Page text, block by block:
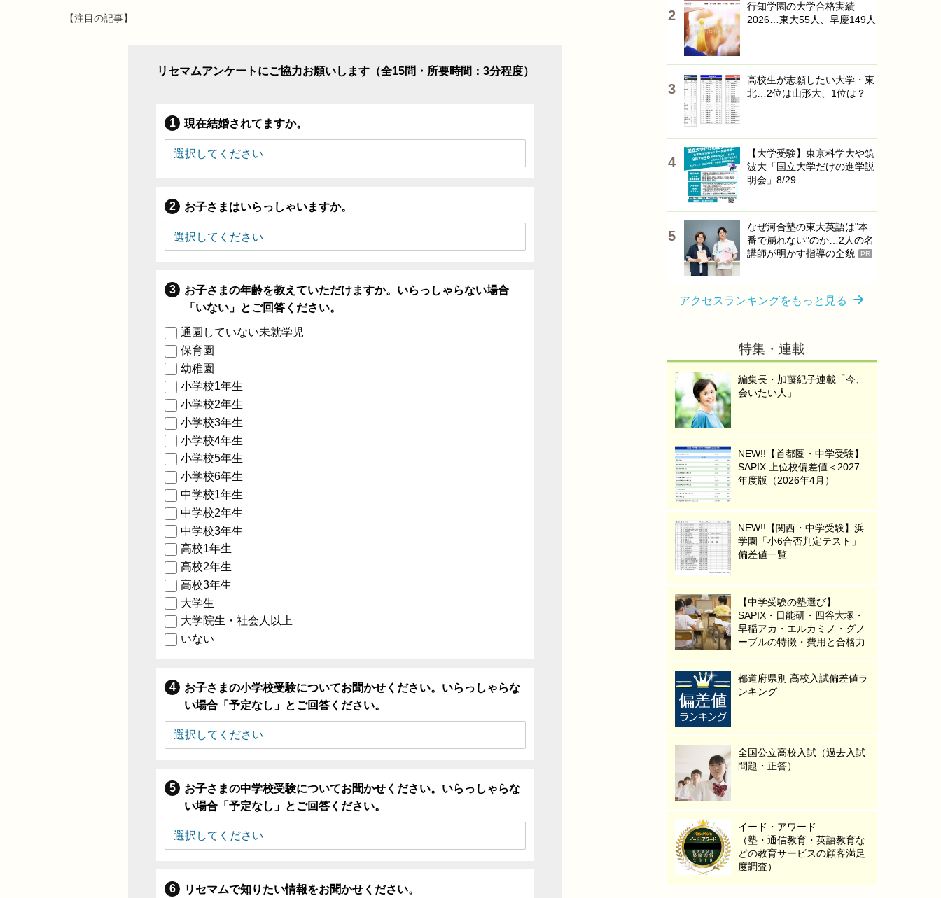
【注目の記事】
リセマムアンケートにご協力お願いします（全15問・所要時間：3分程度）
現在結婚されてますか。
お子さまはいらっしゃいますか。
お子さまの年齢を教えていただけますか。いらっしゃらない場合
「いない」とご回答ください。
通園していない未就学児
保育園
幼稚園
小学校1年生
小学校2年生
小学校3年生
小学校4年生
小学校5年生
小学校6年生
中学校1年生
中学校2年生
中学校3年生
高校1年生
高校2年生
高校3年生
大学生
大学院生・社会人以上
いない
お子さまの小学校受験についてお聞かせください。いらっしゃらな
い場合「予定なし」とご回答ください。
お子さまの中学校受験についてお聞かせください。いらっしゃらな
い場合「予定なし」とご回答ください。
リセマムで知りたい情報をお聞かせください。
行知学園の大学合格実績
2026…東大55人、早慶149人
高校生が志願したい大学・東
北…2位は山形大、1位は？
【大学受験】東京科学大や筑
波大「国立大学だけの進学説
明会」8/29
なぜ河合塾の東大英語は"本
番で崩れない"のか…2人の名
講師が明かす指導の全貌
PR
アクセスランキングをもっと見る
特集・連載
編集長・加藤紀子連載「今、
会いたい人」
NEW!!【首都圏・中学受験】
SAPIX 上位校偏差値＜2027
年度版（2026年4月）
NEW!!【関西・中学受験】浜
学園「小6合否判定テスト」
偏差値一覧
【中学受験の塾選び】
SAPIX・日能研・四谷大塚・
早稲アカ・エルカミノ・グノ
ーブルの特徴・費用と合格力
都道府県別 高校入試偏差値ラ
ンキング
全国公立高校入試（過去入試
問題・正答）
イード・アワード
（塾・通信教育・英語教育な
どの教育サービスの顧客満足
度調査）